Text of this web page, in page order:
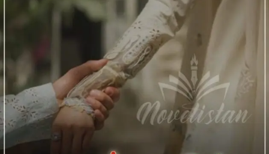
Ishq Tera (The Beast) By Rimsha
Hayat
Forced Marriage | Gangster Base | Rude Hero |
Romantic Novel
لیکن کہتے ہیں نا جب موت آنی ہوتی ہے تو اپنا راستہ تلاش کر ہی
لیتی ہے اس شخص کے ساتھ بھی ایسا ہی ہوا تھا اسے ایک
ضروری کام تھا کچھ پیسے لینے تھے اور جس شخص سے لینے تھے